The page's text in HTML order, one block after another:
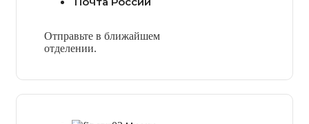
Отправьте в ближайшем
отделении.